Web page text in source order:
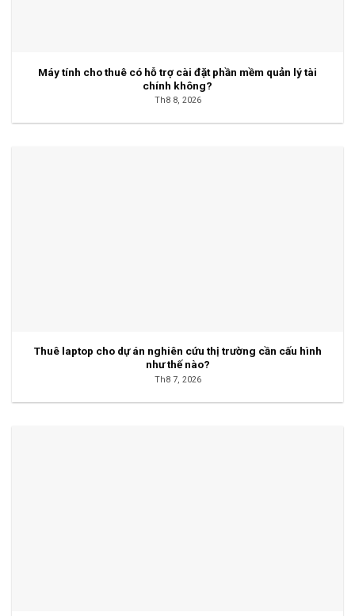
Máy tính cho thuê có hỗ trợ cài đặt phần mềm quản lý tài
chính không?
Th8 8, 2026
Thuê laptop cho dự án nghiên cứu thị trường cần cấu hình
như thế nào?
Th8 7, 2026